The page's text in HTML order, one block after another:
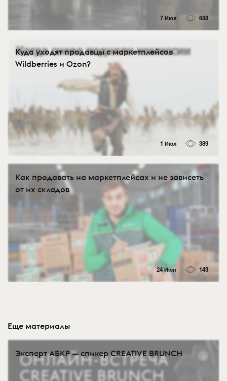
7 Июл 688
Куда уходят продавцы с маркетплейсов
Wildberries и Ozon?
1 Июл 389
Как продавать на маркетплейсах и не зависеть
от их складов
24 Июн 143
Еще материалы
Эксперт АБКР — спикер CREATIVE BRUNCH